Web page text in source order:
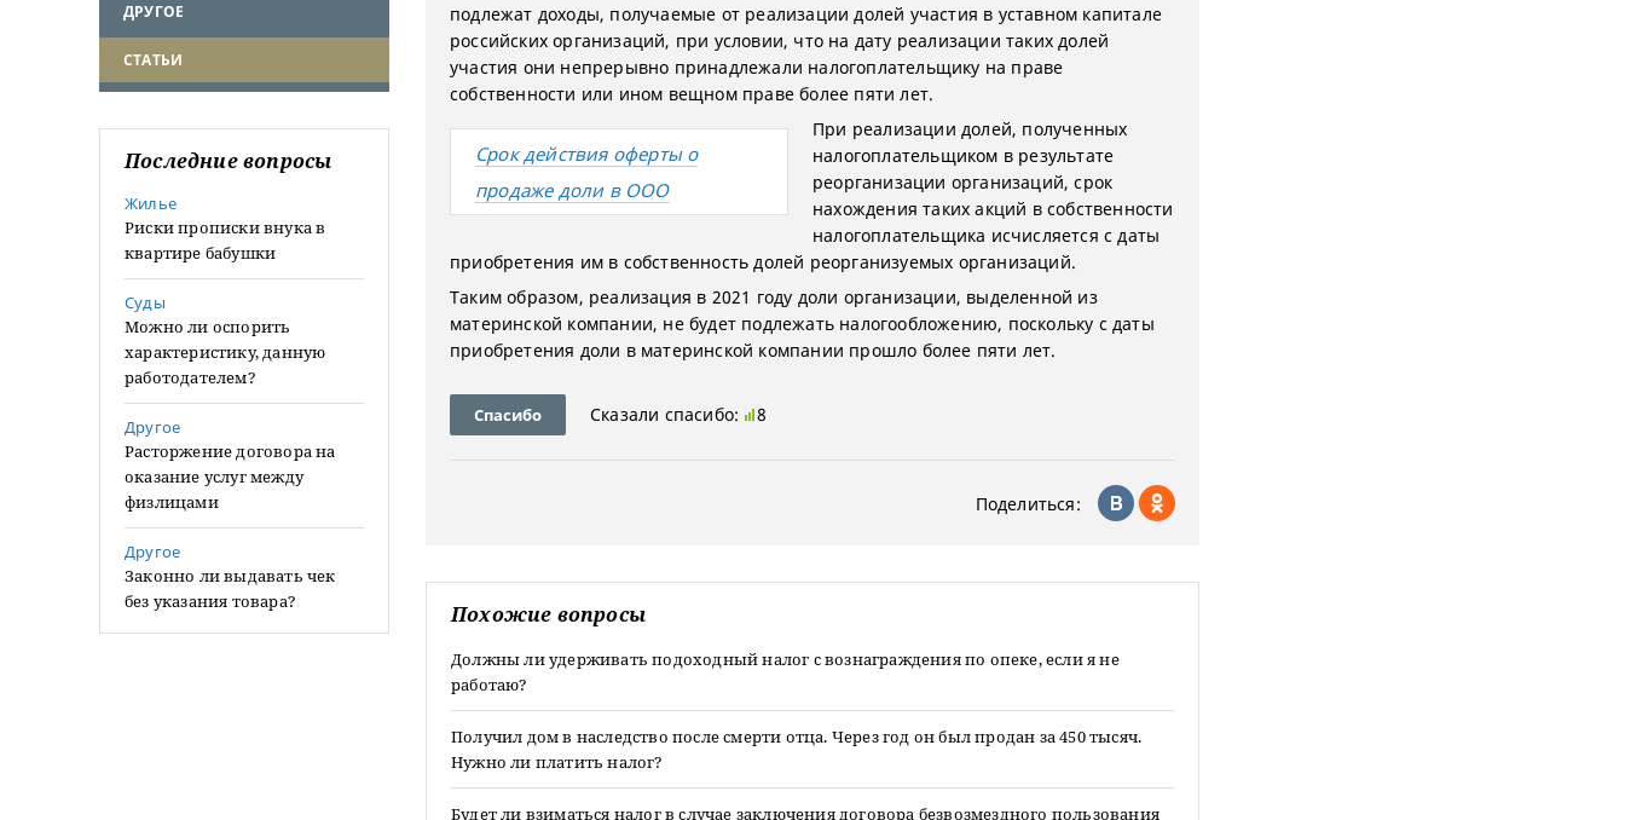
ДРУГОЕ
СТАТЬИ
Последние вопросы
Жилье
Риски прописки внука в
квартире бабушки
Суды
Можно ли оспорить
характеристику, данную
работодателем?
Другое
Расторжение договора на
оказание услуг между
физлицами
Другое
Законно ли выдавать чек
без указания товара?
подлежат доходы, получаемые от реализации долей участия в уставном капитале
российских организаций, при условии, что на дату реализации таких долей
участия они непрерывно принадлежали налогоплательщику на праве
собственности или ином вещном праве более пяти лет.
Срок действия оферты о
продаже доли в ООО
При реализации долей, полученных
налогоплательщиком в результате
реорганизации организаций, срок
нахождения таких акций в собственности
налогоплательщика исчисляется с даты
приобретения им в собственность долей реорганизуемых организаций.
Таким образом, реализация в 2021 году доли организации, выделенной из
материнской компании, не будет подлежать налогообложению, поскольку с даты
приобретения доли в материнской компании прошло более пяти лет.
Спасибо Сказали спасибо: 8
Поделиться:
Похожие вопросы
Должны ли удерживать подоходный налог с вознаграждения по опеке, если я не
работаю?
Получил дом в наследство после смерти отца. Через год он был продан за 450 тысяч.
Нужно ли платить налог?
Будет ли взиматься налог в случае заключения договора безвозмездного пользования